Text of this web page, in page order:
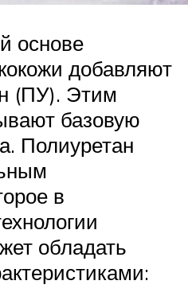
основе
добавляют
(ПУ). Этим
базовую
Полиуретан
в
обладать